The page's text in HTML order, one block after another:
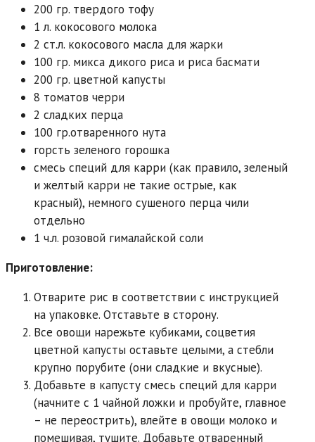
200 гр. твердого тофу
1 л. кокосового молока
2 ст.л. кокосового масла для жарки
100 гр. микса дикого риса и риса басмати
200 гр. цветной капусты
8 томатов черри
2 сладких перца
100 гр.отваренного нута
горсть зеленого горошка
смесь специй для карри (как правило, зеленый
и желтый карри не такие острые, как
красный), немного сушеного перца чили
отдельно
1 ч.л. розовой гималайской соли
Приготовление:
Отварите рис в соответствии с инструкцией
на упаковке. Отставьте в сторону.
Все овощи нарежьте кубиками, соцветия
цветной капусты оставьте целыми, а стебли
крупно порубите (они сладкие и вкусные).
Добавьте в капусту смесь специй для карри
(начните с 1 чайной ложки и пробуйте, главное
– не переострить), влейте в овощи молоко и
помешивая, тушите. Добавьте отваренный